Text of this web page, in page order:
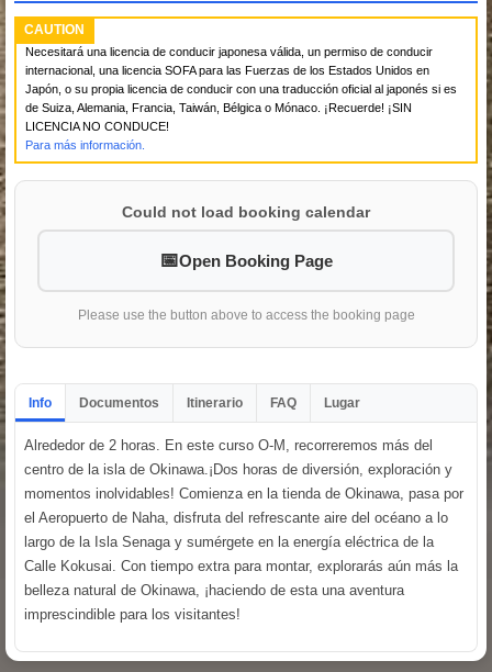
CAUTION
Necesitará una licencia de conducir japonesa válida, un permiso de conducir
internacional, una licencia SOFA para las Fuerzas de los Estados Unidos en
Japón, o su propia licencia de conducir con una traducción oficial al japonés si es
de Suiza, Alemania, Francia, Taiwán, Bélgica o Mónaco. ¡Recuerde! ¡SIN
LICENCIA NO CONDUCE!
Para más información.
Could not load booking calendar
Open Booking Page
Please use the button above to access the booking page
Info Documentos Itinerario FAQ Lugar
Alrededor de 2 horas. En este curso O-M, recorreremos más del
centro de la isla de Okinawa.¡Dos horas de diversión, exploración y
momentos inolvidables! Comienza en la tienda de Okinawa, pasa por
el Aeropuerto de Naha, disfruta del refrescante aire del océano a lo
largo de la Isla Senaga y sumérgete en la energía eléctrica de la
Calle Kokusai. Con tiempo extra para montar, explorarás aún más la
belleza natural de Okinawa, ¡haciendo de esta una aventura
imprescindible para los visitantes!